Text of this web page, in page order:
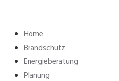
Home
Brandschutz
Energieberatung
Planung